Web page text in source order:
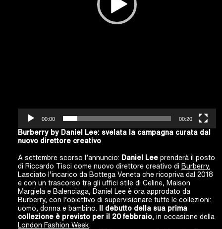
00:00 00:20
Burberry by Daniel Lee: svelata la campagna curata dal
nuovo direttore creativo
A settembre scorso l’annuncio: Daniel Lee prenderà il posto
di Riccardo Tisci come nuovo direttore creativo di Burberry.
Lasciato l’incarico da Bottega Veneta che ricopriva dal 2018
e con un trascorso tra gli uffici stile di Celine, Maison
Margiela e Balenciaga, Daniel Lee è ora approdato da
Burberry, con l’obiettivo di supervisionare tutte le collezioni:
uomo, donna e bambino. Il debutto della sua prima
collezione è previsto per il 20 febbraio, in occasione della
London Fashion Week.